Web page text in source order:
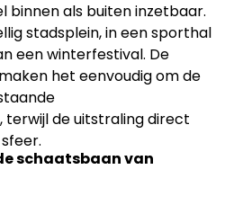
binnen als buiten inzetbaar.
stadsplein, in een sporthal
een winterfestival. De
het eenvoudig om de
de uitstraling direct
schaatsbaan van